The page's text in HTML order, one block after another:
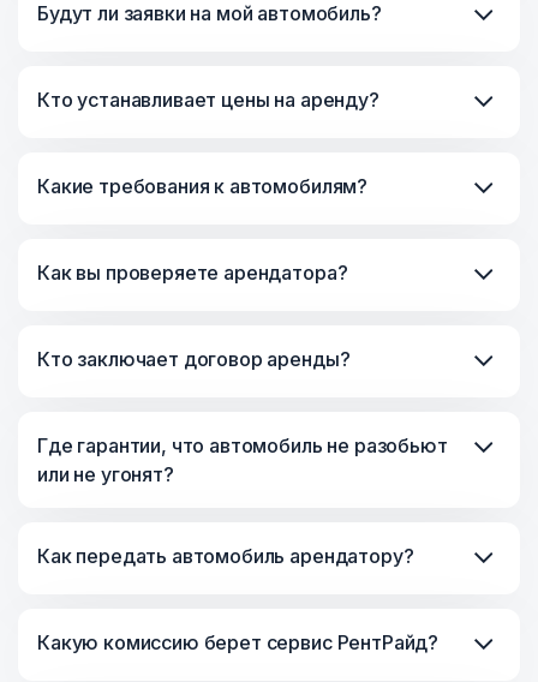
Будут ли заявки на мой автомобиль?
Кто устанавливает цены на аренду?
Какие требования к автомобилям?
Как вы проверяете арендатора?
Кто заключает договор аренды?
Где гарантии, что автомобиль не разобьют
или не угонят?
Как передать автомобиль арендатору?
Какую комиссию берет сервис РентРайд?